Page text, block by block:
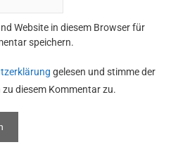
Website in diesem Browser für
speichern.
gelesen und stimme der
diesem Kommentar zu.